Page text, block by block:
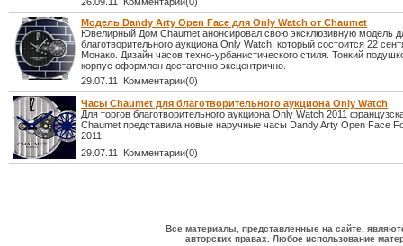
Модель Dandy Arty Open Face для Only Watch от Chaumet
Ювелирный Дом Chaumet анонсировал свою эксклюзивную модель
благотворительного аукциона Only Watch, который состоится 22
Монако. Дизайн часов техно-урбанистического стиля. Тонкий
корпус оформлен достаточно эксцентрично.
29.07.11 Комментарии(0)
Часы Chaumet для благотворительного аукциона Only Watch
Для торгов благотворительного аукциона Only Watch 2011
Chaumet представила новые наручные часы Dandy Arty Open Face
2011.
29.07.11 Комментарии(0)
Все материалы, представленные на сайте,
авторских правах. Любое использование